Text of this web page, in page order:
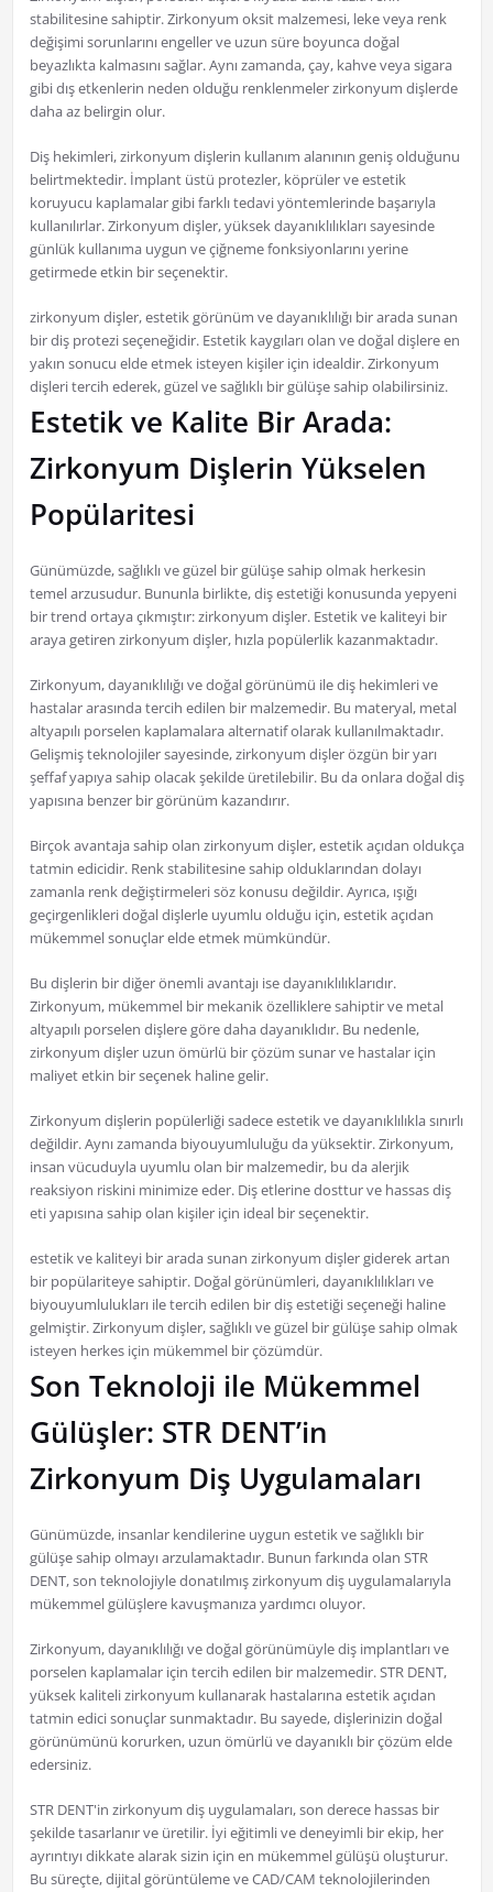
stabilitesine sahiptir. Zirkonyum oksit malzemesi, leke veya renk
değişimi sorunlarını engeller ve uzun süre boyunca doğal
beyazlıkta kalmasını sağlar. Aynı zamanda, çay, kahve veya sigara
gibi dış etkenlerin neden olduğu renklenmeler zirkonyum dişlerde
daha az belirgin olur.
Diş hekimleri, zirkonyum dişlerin kullanım alanının geniş olduğunu
belirtmektedir. İmplant üstü protezler, köprüler ve estetik
koruyucu kaplamalar gibi farklı tedavi yöntemlerinde başarıyla
kullanılırlar. Zirkonyum dişler, yüksek dayanıklılıkları sayesinde
günlük kullanıma uygun ve çiğneme fonksiyonlarını yerine
getirmede etkin bir seçenektir.
zirkonyum dişler, estetik görünüm ve dayanıklılığı bir arada sunan
bir diş protezi seçeneğidir. Estetik kaygıları olan ve doğal dişlere en
yakın sonucu elde etmek isteyen kişiler için idealdir. Zirkonyum
dişleri tercih ederek, güzel ve sağlıklı bir gülüşe sahip olabilirsiniz.
Estetik ve Kalite Bir Arada:
Zirkonyum Dişlerin Yükselen
Popülaritesi
Günümüzde, sağlıklı ve güzel bir gülüşe sahip olmak herkesin
temel arzusudur. Bununla birlikte, diş estetiği konusunda yepyeni
bir trend ortaya çıkmıştır: zirkonyum dişler. Estetik ve kaliteyi bir
araya getiren zirkonyum dişler, hızla popülerlik kazanmaktadır.
Zirkonyum, dayanıklılığı ve doğal görünümü ile diş hekimleri ve
hastalar arasında tercih edilen bir malzemedir. Bu materyal, metal
altyapılı porselen kaplamalara alternatif olarak kullanılmaktadır.
Gelişmiş teknolojiler sayesinde, zirkonyum dişler özgün bir yarı
şeffaf yapıya sahip olacak şekilde üretilebilir. Bu da onlara doğal diş
yapısına benzer bir görünüm kazandırır.
Birçok avantaja sahip olan zirkonyum dişler, estetik açıdan oldukça
tatmin edicidir. Renk stabilitesine sahip olduklarından dolayı
zamanla renk değiştirmeleri söz konusu değildir. Ayrıca, ışığı
geçirgenlikleri doğal dişlerle uyumlu olduğu için, estetik açıdan
mükemmel sonuçlar elde etmek mümkündür.
Bu dişlerin bir diğer önemli avantajı ise dayanıklılıklarıdır.
Zirkonyum, mükemmel bir mekanik özelliklere sahiptir ve metal
altyapılı porselen dişlere göre daha dayanıklıdır. Bu nedenle,
zirkonyum dişler uzun ömürlü bir çözüm sunar ve hastalar için
maliyet etkin bir seçenek haline gelir.
Zirkonyum dişlerin popülerliği sadece estetik ve dayanıklılıkla sınırlı
değildir. Aynı zamanda biyouyumluluğu da yüksektir. Zirkonyum,
insan vücuduyla uyumlu olan bir malzemedir, bu da alerjik
reaksiyon riskini minimize eder. Diş etlerine dosttur ve hassas diş
eti yapısına sahip olan kişiler için ideal bir seçenektir.
estetik ve kaliteyi bir arada sunan zirkonyum dişler giderek artan
bir popülariteye sahiptir. Doğal görünümleri, dayanıklılıkları ve
biyouyumlulukları ile tercih edilen bir diş estetiği seçeneği haline
gelmiştir. Zirkonyum dişler, sağlıklı ve güzel bir gülüşe sahip olmak
isteyen herkes için mükemmel bir çözümdür.
Son Teknoloji ile Mükemmel
Gülüşler: STR DENT’in
Zirkonyum Diş Uygulamaları
Günümüzde, insanlar kendilerine uygun estetik ve sağlıklı bir
gülüşe sahip olmayı arzulamaktadır. Bunun farkında olan STR
DENT, son teknolojiyle donatılmış zirkonyum diş uygulamalarıyla
mükemmel gülüşlere kavuşmanıza yardımcı oluyor.
Zirkonyum, dayanıklılığı ve doğal görünümüyle diş implantları ve
porselen kaplamalar için tercih edilen bir malzemedir. STR DENT,
yüksek kaliteli zirkonyum kullanarak hastalarına estetik açıdan
tatmin edici sonuçlar sunmaktadır. Bu sayede, dişlerinizin doğal
görünümünü korurken, uzun ömürlü ve dayanıklı bir çözüm elde
edersiniz.
STR DENT'in zirkonyum diş uygulamaları, son derece hassas bir
şekilde tasarlanır ve üretilir. İyi eğitimli ve deneyimli bir ekip, her
ayrıntıyı dikkate alarak sizin için en mükemmel gülüşü oluşturur.
Bu süreçte, dijital görüntüleme ve CAD/CAM teknolojilerinden